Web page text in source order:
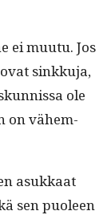
ei muu­tu. Jos
sinkku­ja,
ole
on vähem­
asukkaat
sen puoleen